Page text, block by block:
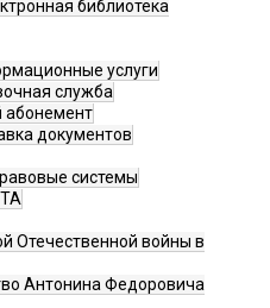
библиотека
услуги
служба
абонемент
документов
системы
Отечественной войны в
Антонина Федоровича